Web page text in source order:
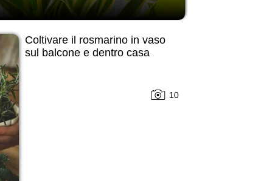
Coltivare il rosmarino in vaso
sul balcone e dentro casa
10